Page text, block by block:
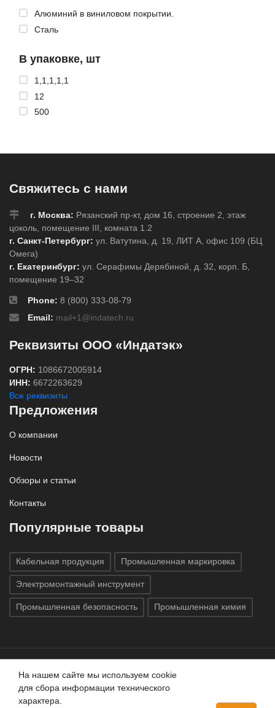
Алюминий в виниловом покрытии.
Сталь
В упаковке, шт
1,1,1,1,1
12
500
Свяжитесь с нами
г. Москва: Рязанский пр-кт, дом 16, строение 2, этаж
цоколь, помещение III, комната 1.2
г. Санкт-Петербург: ул. Ватутина, д. 19, ЛИТ А, офис 109 (БЦ
Омега)
г. Екатеринбург: ул. Серафимы Дерябиной, д. 32, корп. Б,
помещение 19–32
Phone: 8 (800) 333-08-79
Email: mail+1@indatech.ru
Реквизиты ООО «Индатэк»
ОГРН: 1086672005914
ИНН: 6672263629
Все реквизиты
Предложения
О компании
Новости
Обзоры и статьи
Контакты
Популярные товары
Кабельная продукция Промышленная маркировка
Электромонтажный инструмент
Промышленная безопасность Промышленная химия
Все права защищены © 2020 ГК «Индатэк»
защищены.Использование материалов с сайта запрещено.
Данный сайт не является публичной офертой, определяемой
На нашем сайте мы используем cookie
для сбора информации технического
характера.